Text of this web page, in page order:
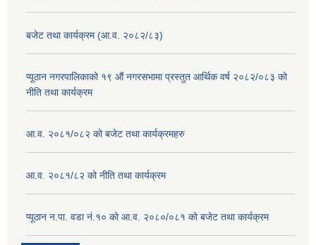
बजेट तथा कार्यक्रम (आ.व. २०८२/८३)
प्यूठान नगरपालिकाको १९ औं नगरसभामा प्रस्तुत आर्थिक वर्ष २०८२/०८३ को
नीति तथा कार्यक्रम
आ.व. २०८१/०८२ को बजेट तथा कार्यक्रमहरु
आ.व. २०८१/८२ को नीति तथा कार्यक्रम
प्यूठान न.पा. वडा नं.१० को आ.व. २०८०/०८१ को बजेट तथा कार्यक्रम